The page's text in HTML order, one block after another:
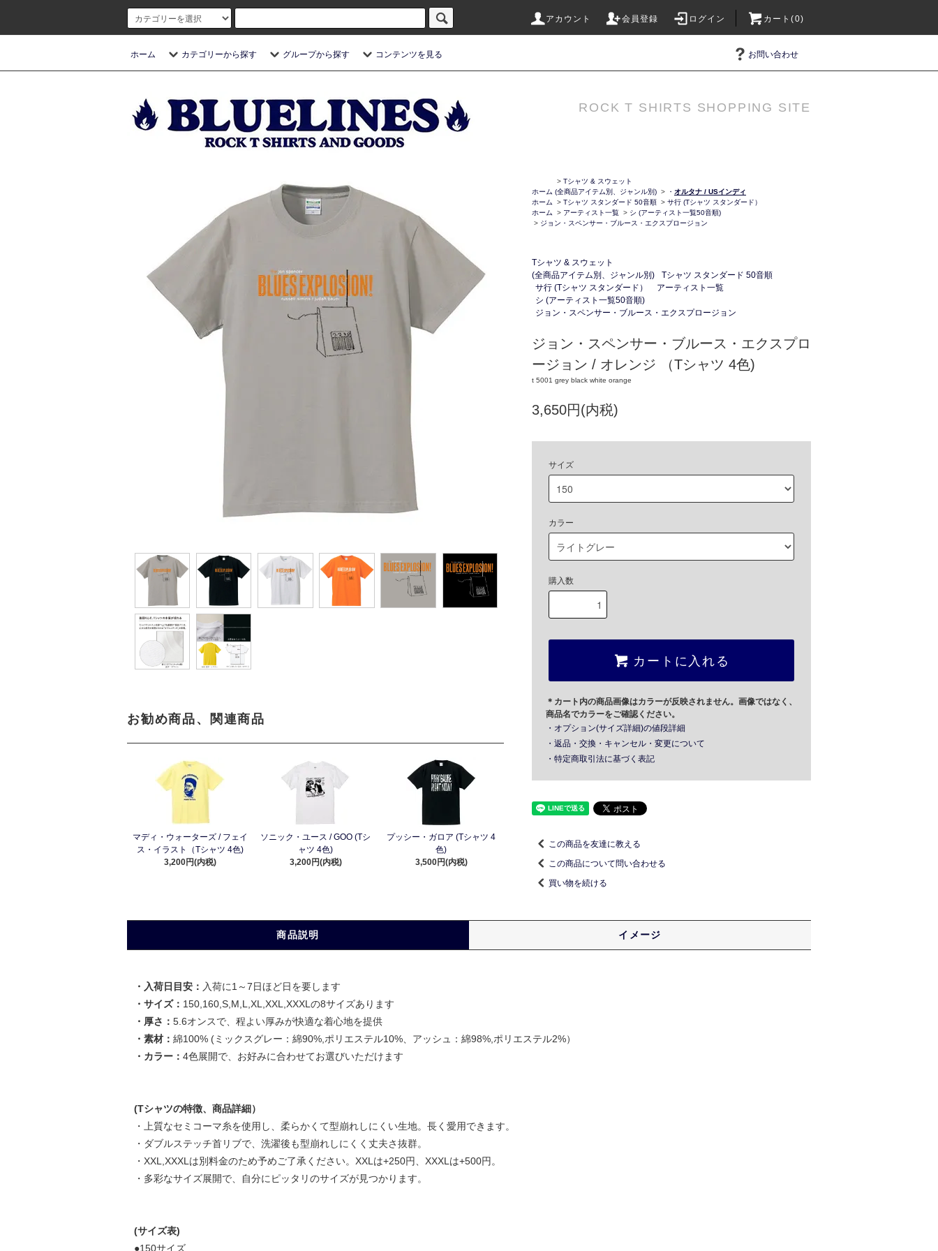
アカウント 会員登録 ログイン カート(0)
ホーム カテゴリーから探す グループから探す コンテンツを見る お問い合わせ
ROCK T SHIRTS SHOPPING SITE
お勧め商品、関連商品
マディ・ウォーターズ / フェイ
ス・イラスト（Tシャツ 4色)
3,200円(内税)
ソニック・ユース / GOO (Tシ
ャツ 4色)
3,200円(内税)
プッシー・ガロア (Tシャツ 4
色)
3,500円(内税)
ホーム
> Tシャツ & スウェット
(全商品アイテム別、ジャンル別) > ・ オルタナ / USインディ
ホーム
> Tシャツ スタンダード 50音順 > サ行 (Tシャツ スタンダード）
ホーム
> アーティスト一覧 > シ (アーティスト一覧50音順)
> ジョン・スペンサー・ブルース・エクスプロージョン
Tシャツ & スウェット
(全商品アイテム別、ジャンル別)
Tシャツ スタンダード 50音順
サ行 (Tシャツ スタンダード）
アーティスト一覧
シ (アーティスト一覧50音順)
ジョン・スペンサー・ブルース・エクスプロージョン
ジョン・スペンサー・ブルース・エクスプロ
ージョン / オレンジ （Tシャツ 4色)
t 5001 grey black white orange
3,650円(内税)
サイズ
カラー
購入数
カートに入れる
＊カート内の商品画像はカラーが反映されません。画像ではなく、
商品名でカラーをご確認ください。
・オプション(サイズ詳細)の値段詳細
・返品・交換・キャンセル・変更について
・特定商取引法に基づく表記
この商品を友達に教える
この商品について問い合わせる
買い物を続ける
商品説明 イメージ
・入荷日目安： 入荷に1～7日ほど日を要します
・サイズ： 150,160,S,M,L,XL,XXL,XXXLの8サイズあります
・厚さ： 5.6オンスで、程よい厚みが快適な着心地を提供
・素材： 綿100% (ミックスグレー：綿90%,ポリエステル10%、アッシュ：綿98%,ポリエステル2%）
・カラー： 4色展開で、お好みに合わせてお選びいただけます
(Tシャツの特徴、商品詳細）
・上質なセミコーマ糸を使用し、柔らかくて型崩れしにくい生地。長く愛用できます。
・ダブルステッチ首リブで、洗濯後も型崩れしにくく丈夫さ抜群。
・XXL,XXXLは別料金のため予めご了承ください。XXLは+250円、XXXLは+500円。
・多彩なサイズ展開で、自分にピッタリのサイズが見つかります。
(サイズ表)
●150サイズ